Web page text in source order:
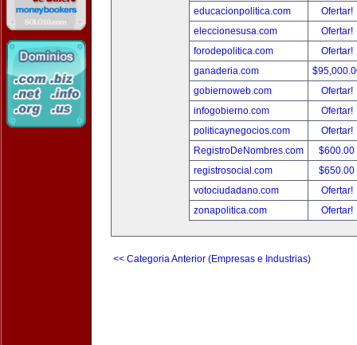
educacionpolitica.com
Ofertar!
eleccionesusa.com
Ofertar!
forodepolitica.com
Ofertar!
ganaderia.com
gobiernoweb.com
Ofertar!
infogobierno.com
Ofertar!
politicaynegocios.com
Ofertar!
RegistroDeNombres.com
$600.00
registrosocial.com
$650.00
votociudadano.com
Ofertar!
zonapolitica.com
Ofertar!
<< Categoria Anterior (Empresas e Industrias)